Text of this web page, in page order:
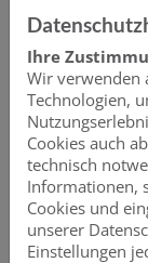
7
8
9
externen
10
Ihre
Wir verwenden
Technologien,
Cookies auch
technisch
Informationen,
Cookies und
unserer
Einstellungen